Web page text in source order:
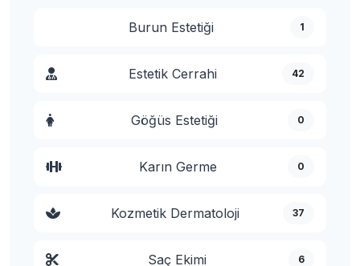
Burun Estetiği 1
Estetik Cerrahi 42
Göğüs Estetiği 0
Karın Germe 0
Kozmetik Dermatoloji 37
Saç Ekimi 6